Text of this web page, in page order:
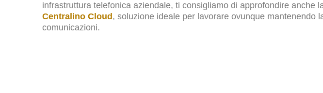
infrastruttura telefonica aziendale, ti consigliamo di approfondire anche
Centralino Cloud , soluzione ideale per lavorare ovunque mantenendo
comunicazioni.